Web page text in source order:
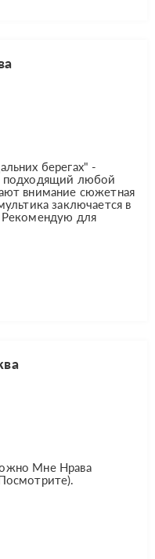
берегах" -
подходящий любой
внимание сюжетная
заключается в
для
Мне Нрава